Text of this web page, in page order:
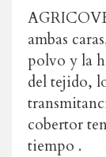
ambas
polvo y la
del tejido,
cobertor
tiempo .